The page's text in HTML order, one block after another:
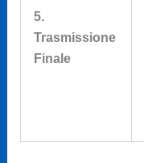
5.
Trasmissione
Finale